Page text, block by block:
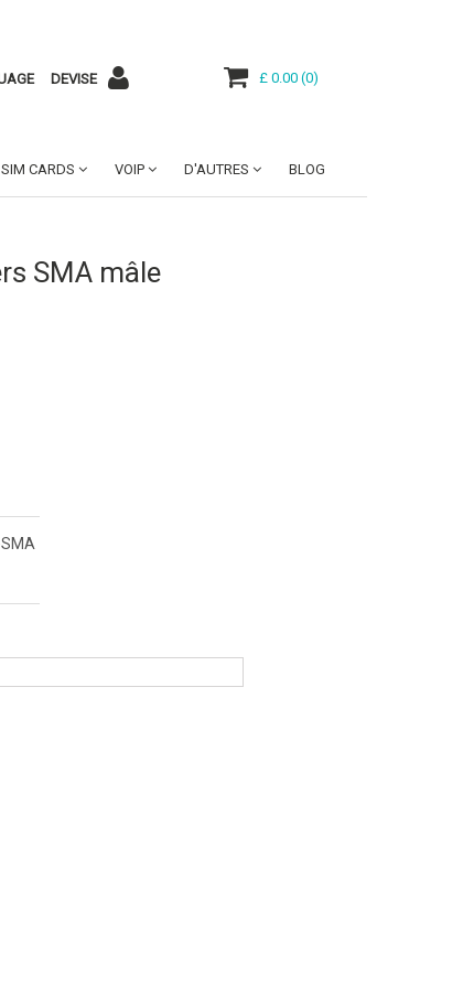
DEVISE £ 0.00 (0)
CARDS VOIP D'AUTRES BLOG
SMA mâle